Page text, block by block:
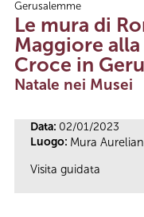
Gerusalemme
Le mura di
Maggiore alla
Croce in
Natale nei Musei
Data: 02/01/2023
Luogo: Mura
Visita guidata